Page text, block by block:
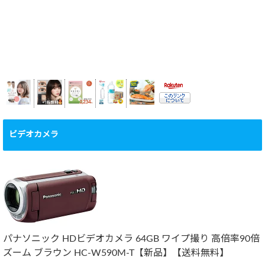
ビデオカメラ
パナソニック HDビデオカメラ 64GB ワイプ撮り 高倍率90倍
ズーム ブラウン HC-W590M-T【新品】【送料無料】